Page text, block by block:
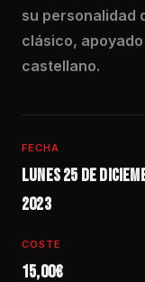
su personalidad
clásico,
castellano.
FECHA
Lunes 25 de
2023
COSTE
15,00€